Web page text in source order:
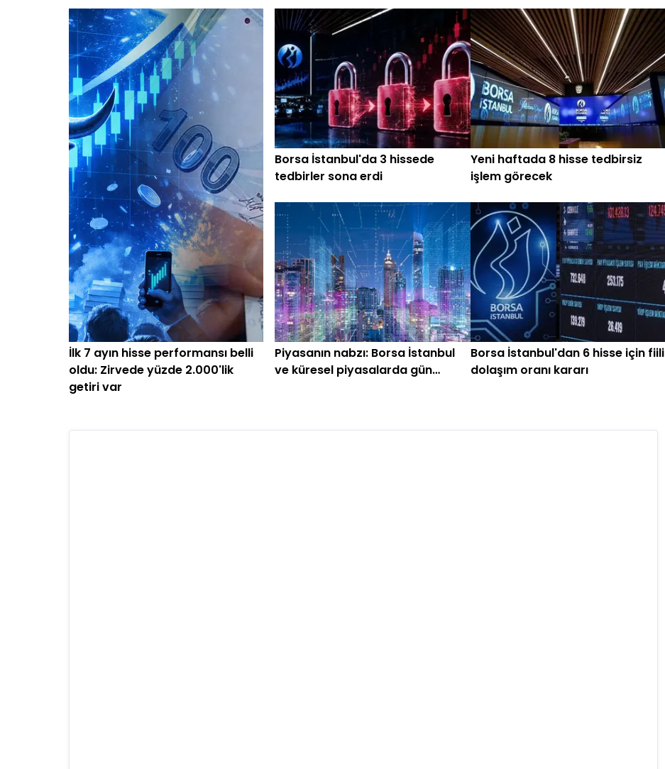
İlk 7 ayın hisse performansı belli
oldu: Zirvede yüzde 2.000'lik
getiri var
Borsa İstanbul'da 3 hissede
tedbirler sona erdi
Yeni haftada 8 hisse tedbirsiz
işlem görecek
Piyasanın nabzı: Borsa İstanbul
ve küresel piyasalarda gün
Borsa İstanbul'dan 6 hisse için fiili
dolaşım oranı kararı